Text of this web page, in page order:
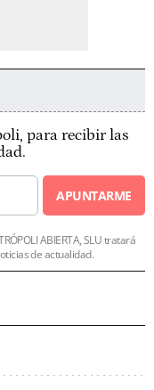
para recibir las
APUNTARME
ABIERTA, SLU tratará
de actualidad.